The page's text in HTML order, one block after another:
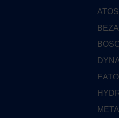
ATOS